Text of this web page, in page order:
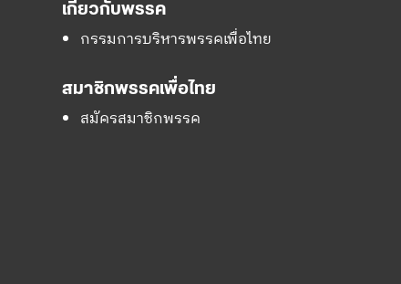
เกี่ยวกับพรรค
กรรมการบริหารพรรคเพื่อไทย
สมาชิกพรรคเพื่อไทย
สมัครสมาชิกพรรค